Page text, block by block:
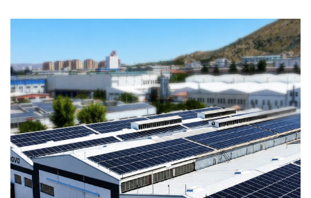
Haziran 24, 2026
Sürdürülebilirlik
Taahhüdümüz
Geleceğe Nefes: Flekssit Sürdürülebilirlik
Yolculuğu Flekssit olarak, çevresel
sorumluluğumuzun bilin...